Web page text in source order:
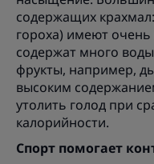
содержащих
гороха) имеют
содержат много
фрукты, например,
высоким
утолить голод при
калорийности.
Спорт помогает